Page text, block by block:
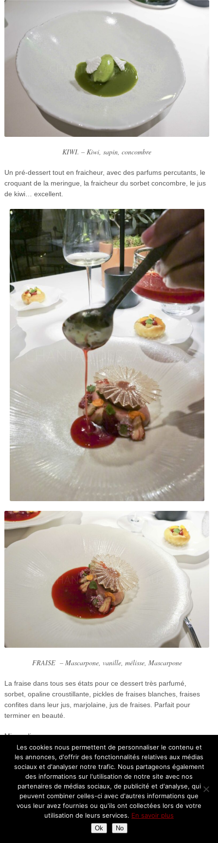
KIWI. – Kiwi, sapin, concombre
Un pré-dessert tout en fraicheur, avec des parfums percutants, le
croquant de la meringue, la fraicheur du sorbet concombre, le jus
de kiwi… excellent.
FRAISE– Mascarpone, vanille, mélisse, Mascarpone
La fraise dans tous ses états pour ce dessert très parfumé,
sorbet, opaline croustillante, pickles de fraises blanches, fraises
confites dans leur jus, marjolaine, jus de fraises. Parfait pour
terminer en beauté.
Mignardises:
Les cookies nous permettent de personnaliser le contenu et
les annonces, d'offrir des fonctionnalités relatives aux médias
sociaux et d'analyser notre trafic. Nous partageons également
des informations sur l'utilisation de notre site avec nos
partenaires de médias sociaux, de publicité et d'analyse, qui
peuvent combiner celles-ci avec d'autres informations que
vous leur avez fournies ou qu'ils ont collectées lors de votre
utilisation de leurs services. En savoir plus
Ok No